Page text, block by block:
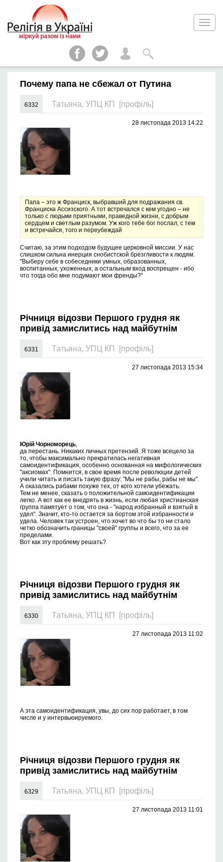
Почему папа не сбежал от Путина
6332 Татьяна, УПЦ КП [профіль]
28 листопада 2013 14:22
Папа – это ж Франциск, выбравший для подражания св.
Франциска Ассизского. А тот встречался с кем угодно – не
только с людьми приятными, праведной жизни, с добрым
сердцем и светлым разумом. Уж кого тебе бог послал, с тем
и встречайся, того и переубеждай
Считаю, за этим подходом будущее церковной миссии. У нас
слишком сильна инерция снобистской брезгливости к людям.
"Выберу себе в собеседники умных, образованных,
воспитанных, ухоженных, а остальным вход воспрещен - ибо
что тогда обо мне подумают мои френды?"
Річниця відозви Першого грудня як
привід замислитись над майбутнім
6331 Татьяна, УПЦ КП [профіль]
27 листопада 2013 15:34
Юрій Чорноморець,
да перестань. Никаких личных претензий. Я тоже всецело за
то, чтобы максимально прекратилась негативная
самоидентификация, особенно основанная на мифологических
"аксиомах". Помнится, в свое время после революции детей
учили читать и писать такую фразу: "Мы не рабы, рабы не мы".
А оказались рабами похуже тех, от кого хотели убежать.
Тем не менее, сказать о положительной самоидентификации
легко. А вот как ее внедрять в жизнь, если любая христианская
группа памятует о том, что она - "народ избранный и взятый в
удел". Значит, кто-то остается за бортом этой избранности и
удела. Человек так устроен, что хочет во что бы то ни стало
четко обозначить границы "своей" группы и всего, что за ее
пределами.
Вот как эту проблему решать?
Річниця відозви Першого грудня як
привід замислитись над майбутнім
6330 Татьяна, УПЦ КП [профіль]
27 листопада 2013 11:02
А эта самоидентификация, увы, до сих пор работает, в том
числе и у интервьюируемого.
Річниця відозви Першого грудня як
привід замислитись над майбутнім
6329 Татьяна, УПЦ КП [профіль]
27 листопада 2013 11:01